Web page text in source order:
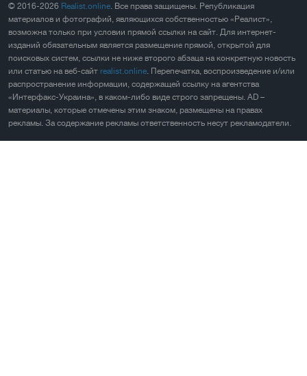
© 2016-2026 Realist.online. Все права защищены. Републикация
материалов и фотографий, являющихся собственностью «Реалист»,
возможна только при условии прямой ссылки на сайт. Для интернет-
изданий обязательным является размещение прямой, открытой для
поисковых систем, ссылки не ниже второго абзаца на конкретную новость
или статью на веб-сайт realist.online. Перепечатка, воспроизведение и/или
распространение информации, содержащей ссылку на агентства
«Интерфакс-Украина», в каком-либо виде строго запрещены. AD –
материалы, которые отмечены этим знаком, размещены на правах
рекламы. За содержание рекламы ответственность несут рекламодатели.